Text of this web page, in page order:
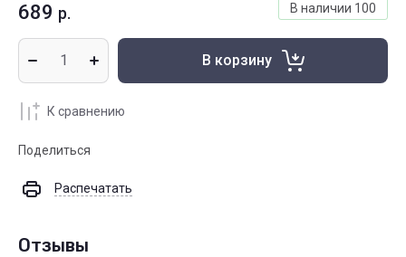
В наличии 100
689 р.
В корзину
К сравнению
Поделиться
Распечатать
Отзывы